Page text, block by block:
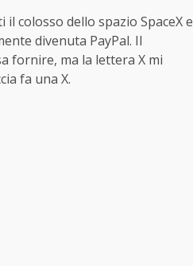
colosso dello spazio SpaceX e
divenuta PayPal. Il
fornire, ma la lettera X mi
fa una X.